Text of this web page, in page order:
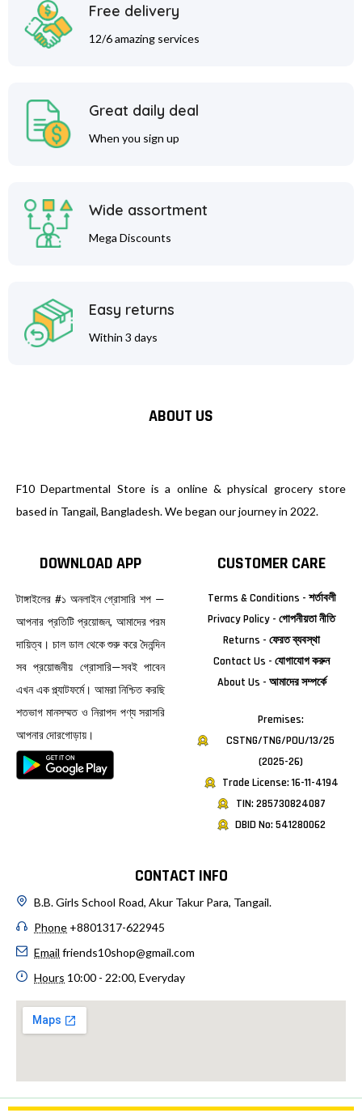
Free delivery
12/6 amazing services
Great daily deal
When you sign up
Wide assortment
Mega Discounts
Easy returns
Within 3 days
ABOUT US
F10 Departmental Store is a online & physical grocery store
based in Tangail, Bangladesh. We began our journey in 2022.
DOWNLOAD APP
টাঙ্গাইলের #১ অনলাইন গ্রোসারি শপ —
আপনার প্রতিটি প্রয়োজন, আমাদের পরম
দায়িত্ব। চাল ডাল থেকে শুরু করে দৈনন্দিন
সব প্রয়োজনীয় গ্রোসারি—সবই পাবেন
এখন এক প্ল্যাটফর্মে। আমরা নিশ্চিত করছি
শতভাগ মানসম্মত ও নিরাপদ পণ্য সরাসরি
আপনার দোরগোড়ায়।
CUSTOMER CARE
Terms & Conditions - শর্তাবলী
Privacy Policy - গোপনীয়তা নীতি
Returns - ফেরত ব্যবস্থা
Contact Us - যোগাযোগ করুন
About Us - আমাদের সম্পর্কে
Premises:
CSTNG/TNG/POU/13/25
(2025-26)
Trade License: 16-11-4194
TIN: 285730824087
DBID No: 541280062
CONTACT INFO
B.B. Girls School Road, Akur Takur Para, Tangail.
Phone +8801317-622945
Email friends10shop@gmail.com
Hours 10:00 - 22:00, Everyday